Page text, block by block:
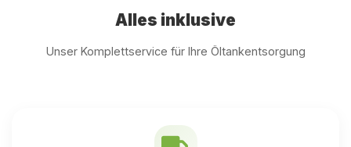
Alles inklusive
Unser Komplettservice für Ihre Öltankentsorgung